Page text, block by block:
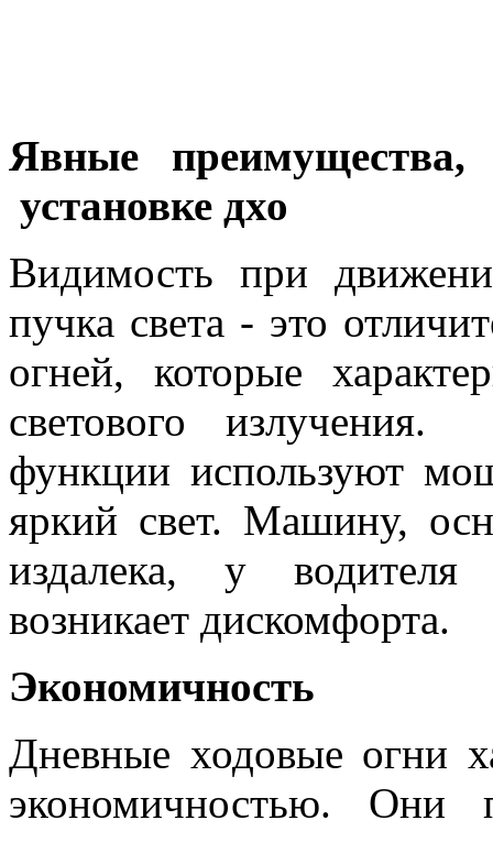
Явные
установке дхо
Видимость при
пучка света - это
огней, которые
светового излучения.
функции используют
яркий свет. Машину,
издалека, у
возникает дискомфорта.
Экономичность
Дневные ходовые огни
экономичностью. Они